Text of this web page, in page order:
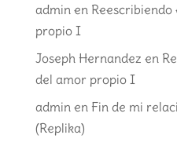
admin en
propio I
Joseph Hernandez en
del amor propio I
admin en Fin de mi
(Replika)